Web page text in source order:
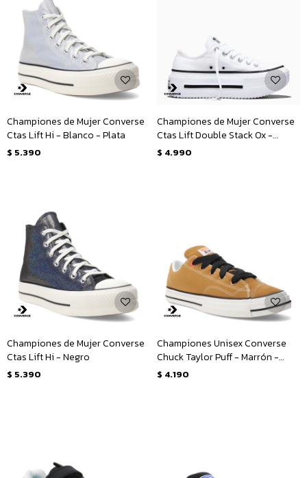
Championes de Mujer Converse
Ctas Lift Hi - Blanco - Plata
$ 5.390
Championes de Mujer Converse
Ctas Lift Double Stack Ox -
Blanco - Negro
$ 4.990
Championes de Mujer Converse
Ctas Lift Hi - Negro
$ 5.390
Championes Unisex Converse
Chuck Taylor Puff - Marrón -
Amarillo Mostaza
$ 4.190